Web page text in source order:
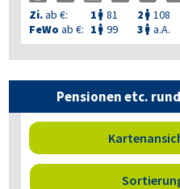
Zi.ab €: 1  81 2  108
FeWo ab €: 1  99 3  a.A.
Pensionen etc.